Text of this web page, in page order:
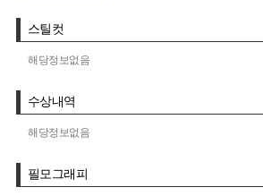
스틸컷
해당정보없음
수상내역
해당정보없음
필모그래피